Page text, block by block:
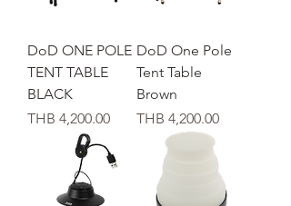
DoD ONE POLE
TENT TABLE
BLACK
価格
THB 4,200.00
DoD One Pole
Tent Table
Brown
価格
THB 4,200.00